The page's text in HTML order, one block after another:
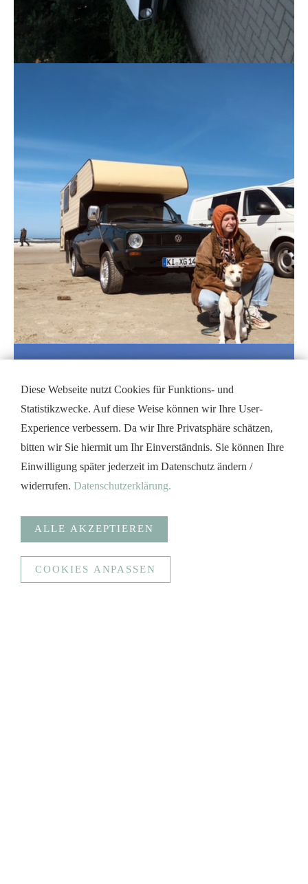
Diese Webseite nutzt Cookies für Funktions- und
Statistikzwecke. Auf diese Weise können wir Ihre User-
Experience verbessern. Da wir Ihre Privatsphäre schätzen,
bitten wir Sie hiermit um Ihr Einverständnis. Sie können Ihre
Einwilligung später jederzeit im Datenschutz ändern /
widerrufen. Datenschutzerklärung.
ALLE AKZEPTIEREN
COOKIES ANPASSEN